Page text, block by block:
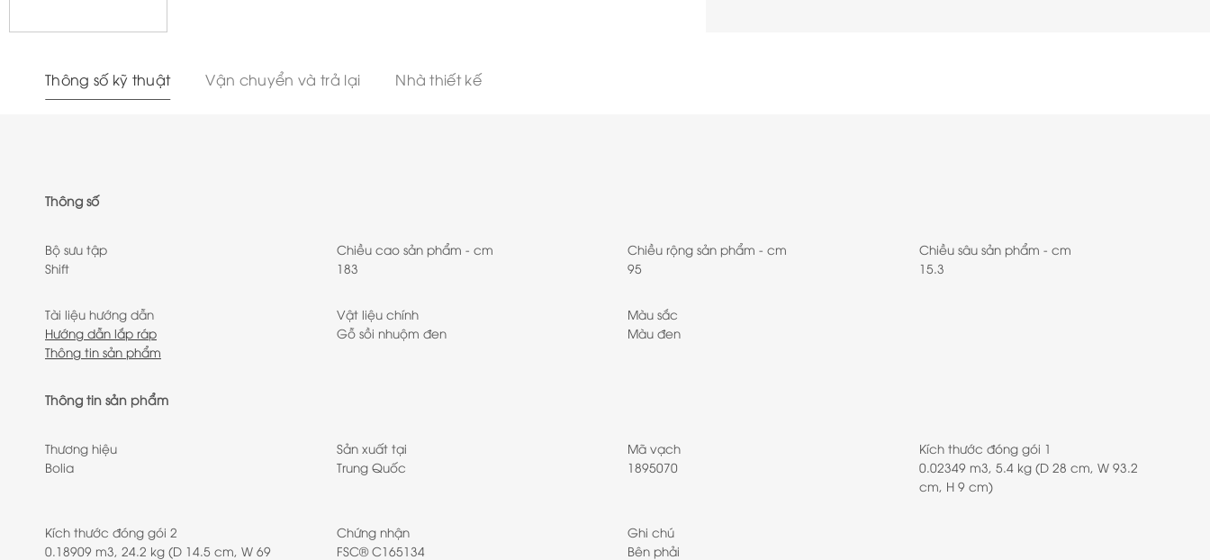
Thông số kỹ thuật Vận chuyển và trả lại Nhà thiết kế
Thông số
Bộ sưu tập
Shift
Chiều cao sản phẩm - cm
183
Chiều rộng sản phẩm - cm
95
Chiều sâu sản phẩm - cm
15.3
Tài liệu hướng dẫn
Hướng dẫn lắp ráp
Thông tin sản phẩm
Vật liệu chính
Gỗ sồi nhuộm đen
Màu sắc
Màu đen
Thông tin sản phẩm
Thương hiệu
Bolia
Sản xuất tại
Trung Quốc
Mã vạch
1895070
Kích thước đóng gói 1
0.02349 m3, 5.4 kg (D 28 cm, W 93.2
cm, H 9 cm)
Kích thước đóng gói 2
0.18909 m3, 24.2 kg (D 14.5 cm, W 69
Chứng nhận
FSC® C165134
Ghi chú
Bên phải